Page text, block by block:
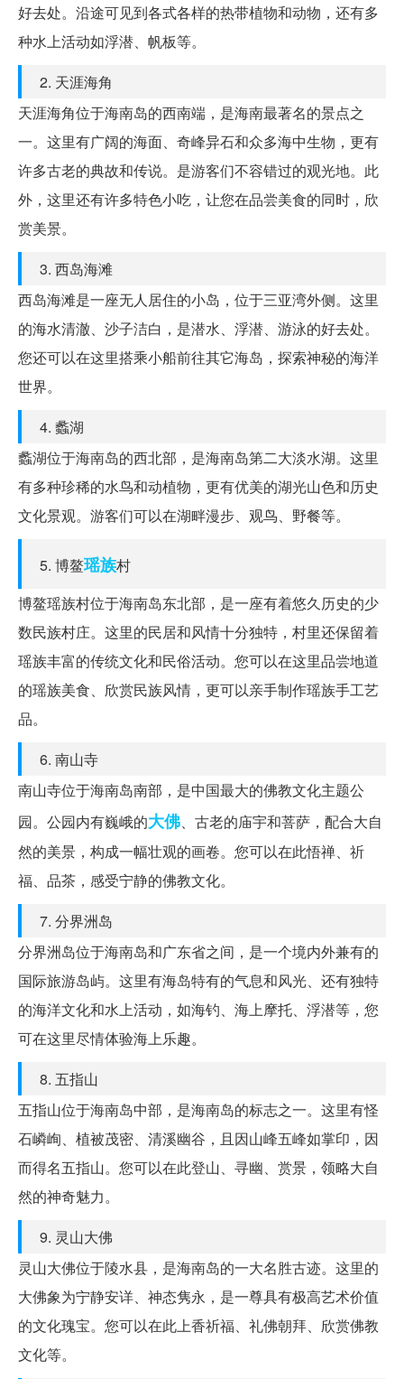
好去处。沿途可见到各式各样的热带植物和动物，还有多
种水上活动如浮潜、帆板等。
2. 天涯海角
天涯海角位于海南岛的西南端，是海南最著名的景点之
一。这里有广阔的海面、奇峰异石和众多海中生物，更有
许多古老的典故和传说。是游客们不容错过的观光地。此
外，这里还有许多特色小吃，让您在品尝美食的同时，欣
赏美景。
3. 西岛海滩
西岛海滩是一座无人居住的小岛，位于三亚湾外侧。这里
的海水清澈、沙子洁白，是潜水、浮潜、游泳的好去处。
您还可以在这里搭乘小船前往其它海岛，探索神秘的海洋
世界。
4. 蠡湖
蠡湖位于海南岛的西北部，是海南岛第二大淡水湖。这里
有多种珍稀的水鸟和动植物，更有优美的湖光山色和历史
文化景观。游客们可以在湖畔漫步、观鸟、野餐等。
5. 博鳌瑶族村
博鳌瑶族村位于海南岛东北部，是一座有着悠久历史的少
数民族村庄。这里的民居和风情十分独特，村里还保留着
瑶族丰富的传统文化和民俗活动。您可以在这里品尝地道
的瑶族美食、欣赏民族风情，更可以亲手制作瑶族手工艺
品。
6. 南山寺
南山寺位于海南岛南部，是中国最大的佛教文化主题公
园。公园内有巍峨的大佛、古老的庙宇和菩萨，配合大自
然的美景，构成一幅壮观的画卷。您可以在此悟禅、祈
福、品茶，感受宁静的佛教文化。
7. 分界洲岛
分界洲岛位于海南岛和广东省之间，是一个境内外兼有的
国际旅游岛屿。这里有海岛特有的气息和风光、还有独特
的海洋文化和水上活动，如海钓、海上摩托、浮潜等，您
可在这里尽情体验海上乐趣。
8. 五指山
五指山位于海南岛中部，是海南岛的标志之一。这里有怪
石嶙峋、植被茂密、清溪幽谷，且因山峰五峰如掌印，因
而得名五指山。您可以在此登山、寻幽、赏景，领略大自
然的神奇魅力。
9. 灵山大佛
灵山大佛位于陵水县，是海南岛的一大名胜古迹。这里的
大佛象为宁静安详、神态隽永，是一尊具有极高艺术价值
的文化瑰宝。您可以在此上香祈福、礼佛朝拜、欣赏佛教
文化等。